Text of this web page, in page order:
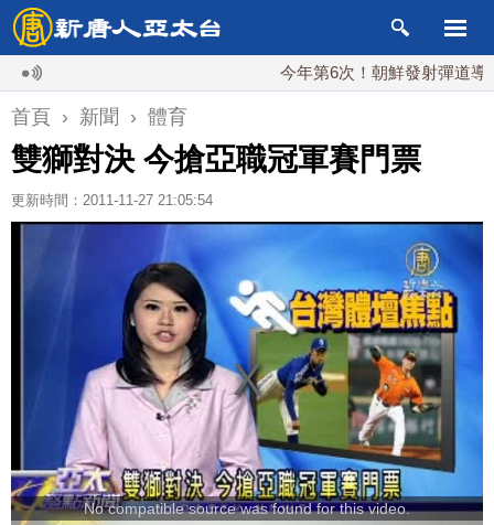
今年第6次！朝鮮發射彈道導彈 落
首頁 › 新聞 › 體育
雙獅對決 今搶亞職冠軍賽門票
更新時間：2011-11-27 21:05:54
No compatible source was found for this video.